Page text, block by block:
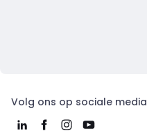
Volg ons op sociale media